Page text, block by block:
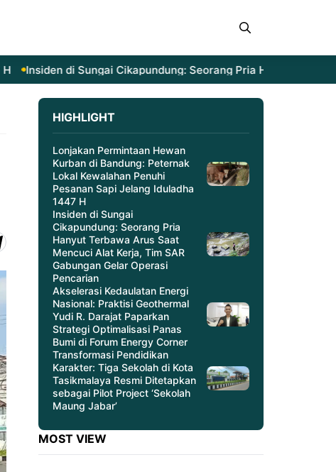
Insiden di Sungai Cikapundung: Seorang Pria Hanyut Terbawa
HIGHLIGHT
Lonjakan Permintaan Hewan
Kurban di Bandung: Peternak
Lokal Kewalahan Penuhi
Pesanan Sapi Jelang Iduladha
1447 H
Insiden di Sungai
Cikapundung: Seorang Pria
Hanyut Terbawa Arus Saat
Mencuci Alat Kerja, Tim SAR
Gabungan Gelar Operasi
Pencarian
Akselerasi Kedaulatan Energi
Nasional: Praktisi Geothermal
Yudi R. Darajat Paparkan
Strategi Optimalisasi Panas
Bumi di Forum Energy Corner
Transformasi Pendidikan
Karakter: Tiga Sekolah di Kota
Tasikmalaya Resmi Ditetapkan
sebagai Pilot Project ‘Sekolah
Maung Jabar’
MOST VIEW